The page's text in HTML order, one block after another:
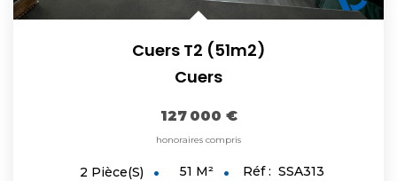
Cuers T2 (51m2)
Cuers
127 000 €
honoraires compris
2 Pièce(s) 51 M² Réf : SSA313